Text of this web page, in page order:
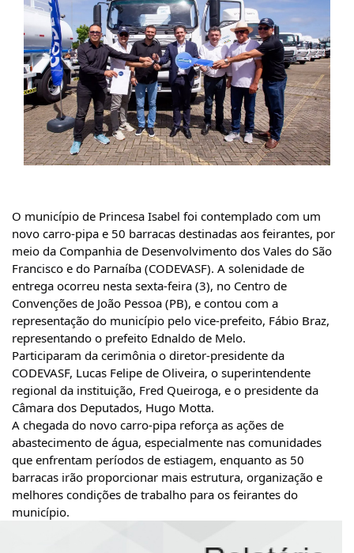
O município de Princesa Isabel foi contemplado com um
novo carro-pipa e 50 barracas destinadas aos feirantes, por
meio da Companhia de Desenvolvimento dos Vales do São
Francisco e do Parnaíba (CODEVASF). A solenidade de
entrega ocorreu nesta sexta-feira (3), no Centro de
Convenções de João Pessoa (PB), e contou com a
representação do município pelo vice-prefeito, Fábio Braz,
representando o prefeito Ednaldo de Melo.
Participaram da cerimônia o diretor-presidente da
CODEVASF, Lucas Felipe de Oliveira, o superintendente
regional da instituição, Fred Queiroga, e o presidente da
Câmara dos Deputados, Hugo Motta.
A chegada do novo carro-pipa reforça as ações de
abastecimento de água, especialmente nas comunidades
que enfrentam períodos de estiagem, enquanto as 50
barracas irão proporcionar mais estrutura, organização e
melhores condições de trabalho para os feirantes do
município.